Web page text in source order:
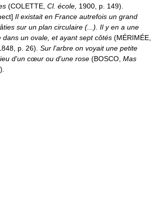
(COLETTE, Cl. école, 1900, p. 149).
Il existait en France autrefois un grand
sur un plan circulaire (...). Il y en a une
dans un ovale, et ayant sept côtés (MÉRIMÉE,
p. 26). Sur l'arbre on voyait une petite
d'un cœur ou d'une rose (BOSCO, Mas